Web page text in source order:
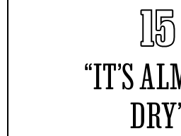
15
“IT’S